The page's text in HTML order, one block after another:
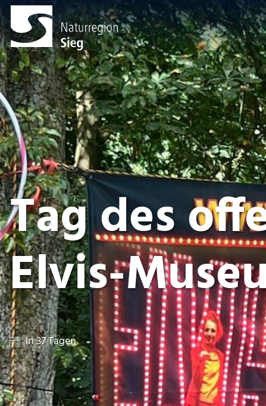
Tag des
Elvis-
In 37 Tagen